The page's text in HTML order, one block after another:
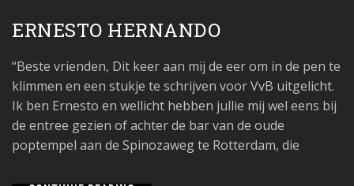
ERNESTO HERNANDO
“Beste vrienden, Dit keer aan mij de eer om in de pen te
klimmen en een stukje te schrijven voor VvB uitgelicht.
Ik ben Ernesto en wellicht hebben jullie mij wel eens bij
de entree gezien of achter de bar van de oude
poptempel aan de Spinozaweg te Rotterdam, die